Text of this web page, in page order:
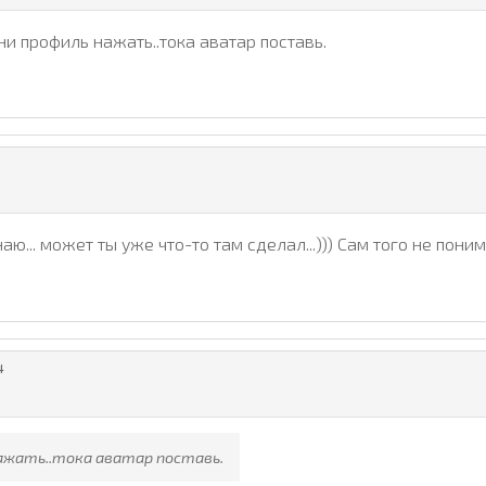
>
margin: 5px 0px; padding: 1px;" border="0"
нажать..тока аватар поставь.
может ты уже что-то там сделал...))) Сам того не
аватар поставь.